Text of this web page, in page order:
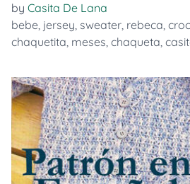
by Casita De Lana
bebe, jersey, sweater, rebeca,
chaquetita, meses, chaqueta,